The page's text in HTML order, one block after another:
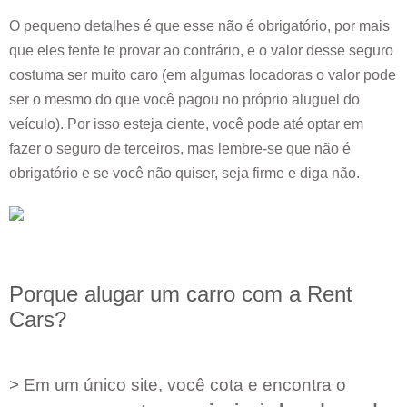
O pequeno detalhes é que esse não é obrigatório, por mais
que eles tente te provar ao contrário, e o valor desse seguro
costuma ser muito caro (em algumas locadoras o valor pode
ser o mesmo do que você pagou no próprio aluguel do
veículo). Por isso esteja ciente, você pode até optar em
fazer o seguro de terceiros, mas lembre-se que não é
obrigatório e se você não quiser, seja firme e diga não.
Porque alugar um carro com a Rent
Cars?
> Em um único site, você cota e encontra o